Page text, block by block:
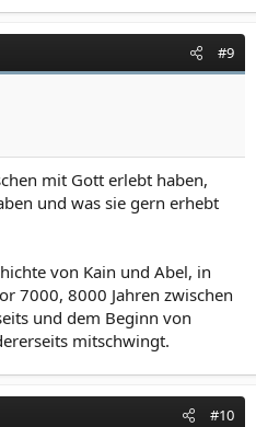
#9
mit Gott erlebt haben,
und was sie gern erhebt
von Kain und Abel, in
7000, 8000 Jahren zwischen
und dem Beginn von
mitschwingt.
#10